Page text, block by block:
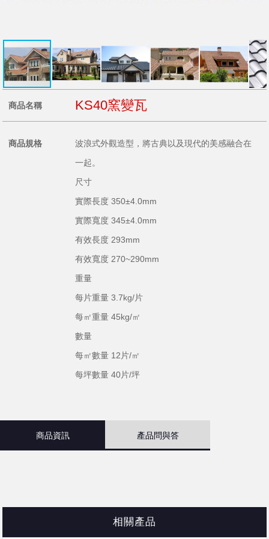
商品名稱 KS40窯變瓦
商品規格
波浪式外觀造型，將古典以及現代的美感融合在
一起。
尺寸
實際長度 350±4.0mm
實際寬度 345±4.0mm
有效長度 293mm
有效寬度 270~290mm
重量
每片重量 3.7kg/片
每㎡重量 45kg/㎡
數量
每㎡數量 12片/㎡
每坪數量 40片/坪
商品資訊 產品問與答
相關產品